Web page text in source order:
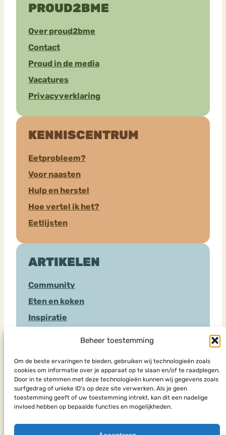
Beheer toestemming
Om de beste ervaringen te bieden, gebruiken wij technologieën zoals
cookies om informatie over je apparaat op te slaan en/of te raadplegen.
Door in te stemmen met deze technologieën kunnen wij gegevens zoals
surfgedrag of unieke ID's op deze site verwerken. Als je geen
toestemming geeft of uw toestemming intrekt, kan dit een nadelige
invloed hebben op bepaalde functies en mogelijkheden.
PROUD2BME
Over proud2bme
Contact
Proud in de media
Vacatures
Privacyverklaring
KENNISCENTRUM
Eetprobleem?
Voor naasten
Hulp en herstel
Hoe vertel ik het?
Eetlijsten
ARTIKELEN
Community
Eten en koken
Inspiratie
HULPSOORTEN
Chat